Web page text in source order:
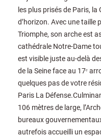
les plus prisés de Paris,
d’horizon. Avec une taille
Triomphe, son arche est
cathédrale Notre-Dame
est visible juste au-delà
de la Seine face au 17ᵉ
quelques pas de votre
Paris La
106 mètres de large,
bureaux
autrefois accueilli un